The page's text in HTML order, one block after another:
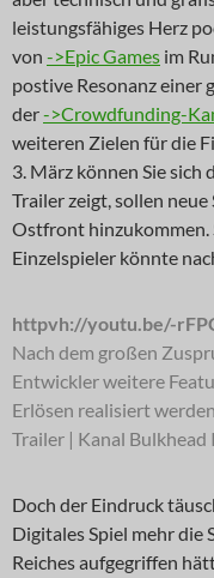
leistungsfähiges Herz
von ->Epic Games im
postive Resonanz einer
der->Crowdfunding-
weiteren Zielen für die
3. März können Sie sich
Trailer zeigt, sollen
Ostfront hinzukommen.
Einzelspieler könnte
httpvh://youtu.be/-
Nach dem großen
Entwickler weitere
Erlösen realisiert
Trailer | Kanal
Doch der Eindruck
Digitales Spiel mehr die
Reiches aufgegriffen